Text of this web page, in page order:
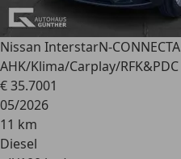
Nissan InterstarN-
AHK/Klima/Carplay/RFK&PDC
€ 35.7001
05/2026
11 km
Diesel